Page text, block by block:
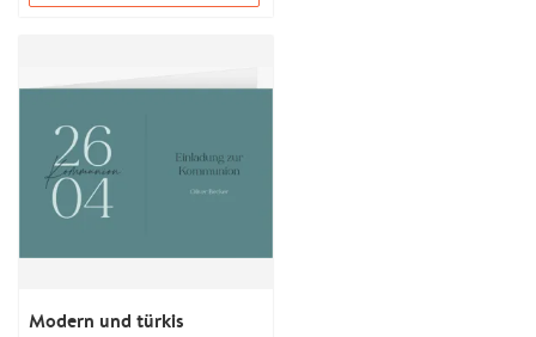
Modern und türkis